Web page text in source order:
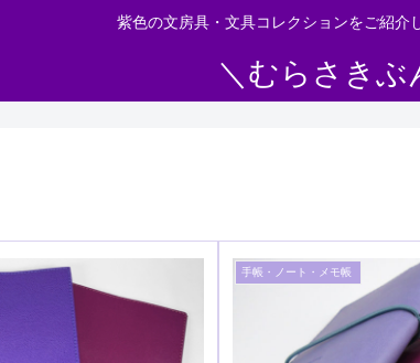
紫色の文房具・文具コレクションをご紹介
＼むらさきぶ
手帳・ノート・メモ帳 ​